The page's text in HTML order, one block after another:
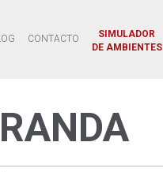
CONTACTO
SIMULADOR
DE AMBIENTES